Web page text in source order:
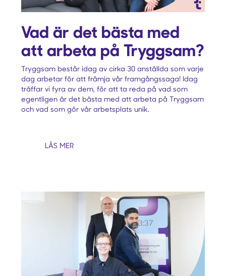
Vad är det bästa med
att arbeta på Tryggsam?
Tryggsam består idag av cirka 30 anställda som varje
dag arbetar för att främja vår framgångssaga! Idag
träffar vi fyra av dem, för att ta reda på vad som
egentligen är det bästa med att arbeta på Tryggsam
och vad som gör vår arbetsplats unik.
LÄS MER